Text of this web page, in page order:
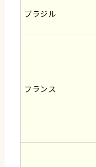
ブラジル
フランス